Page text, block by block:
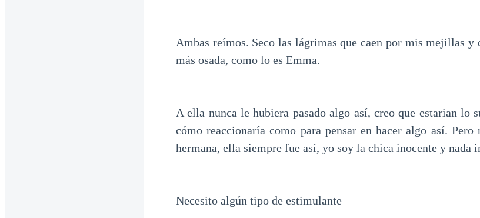
Ambas reímos. Seco las lágrimas que caen por mis mejillas y
más osada, como lo es Emma.
A ella nunca le hubiera pasado algo así, creo que estarian lo
cómo reaccionaría como para pensar en hacer algo así.
hermana, ella siempre fue así, yo soy la chica inocente y nada
Necesito algún tipo de estimulante